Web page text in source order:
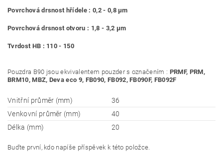
Povrchová drsnost hřídele : 0,2 - 0,8 μm
Povrchová drsnost otvoru : 1,8 - 3,2 μm
Tvrdost HB : 110 - 150
Pouzdra B90 jsou ekvivalentem pouzder s označením : PRMF, PRM,
BRM10, MBZ, Deva eco 9, FB090, FB092, FB090F, FB092F
Vnitřní průměr (mm)
36
Venkovní průměr (mm)
40
Délka (mm)
20
Buďte první, kdo napíše příspěvek k této položce.